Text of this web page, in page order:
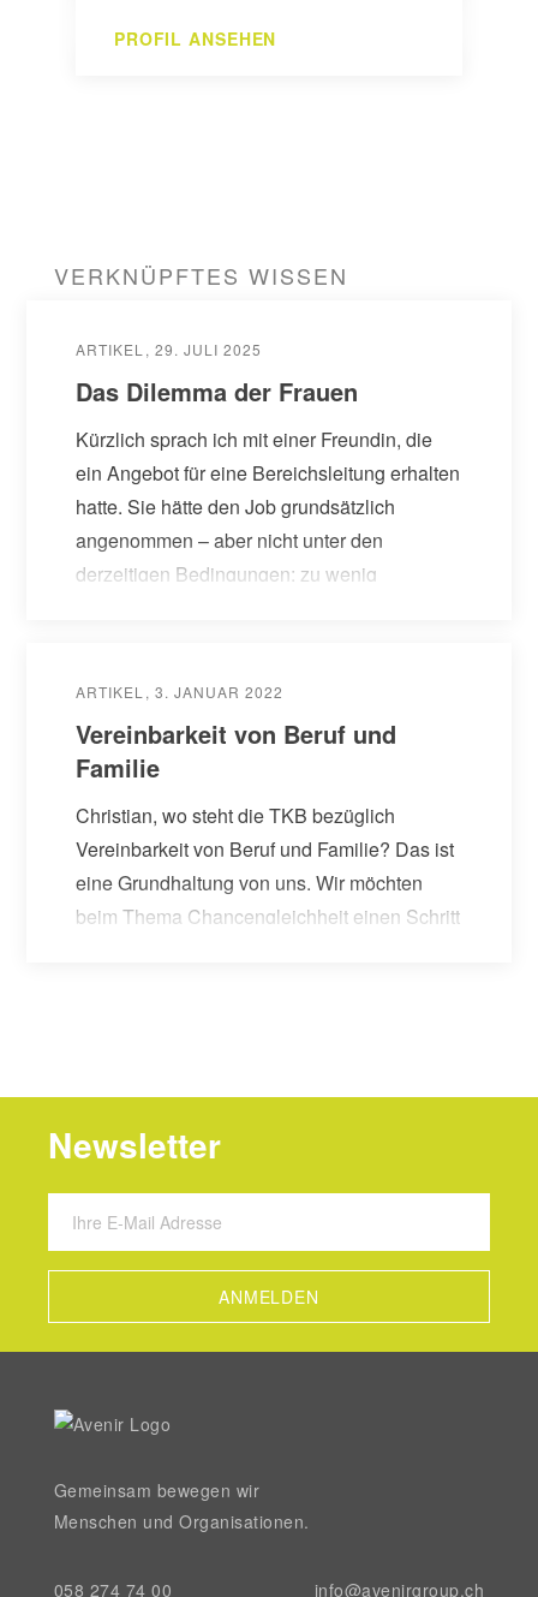
Universitätsspital Zürich und der
PROFIL ANSEHEN
VERKNÜPFTES WISSEN
ARTIKEL 29. JULI 2025
Das Dilemma der Frauen
Kürzlich sprach ich mit einer Freundin, die
ein Angebot für eine Bereichsleitung erhalten
hatte. Sie hätte den Job grundsätzlich
angenommen – aber nicht unter den
derzeitigen Bedingungen: zu wenig
ARTIKEL 3. JANUAR 2022
Vereinbarkeit von Beruf und
Familie
Christian, wo steht die TKB bezüglich
Vereinbarkeit von Beruf und Familie? Das ist
eine Grundhaltung von uns. Wir möchten
beim Thema Chancengleichheit einen Schritt
Newsletter
Gemeinsam bewegen wir
Menschen und Organisationen.
058 274 74 00 info@avenirgroup.ch